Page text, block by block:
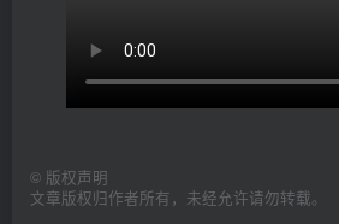
© 版权声明
文章版权归作者所有，未经允许请勿转载。